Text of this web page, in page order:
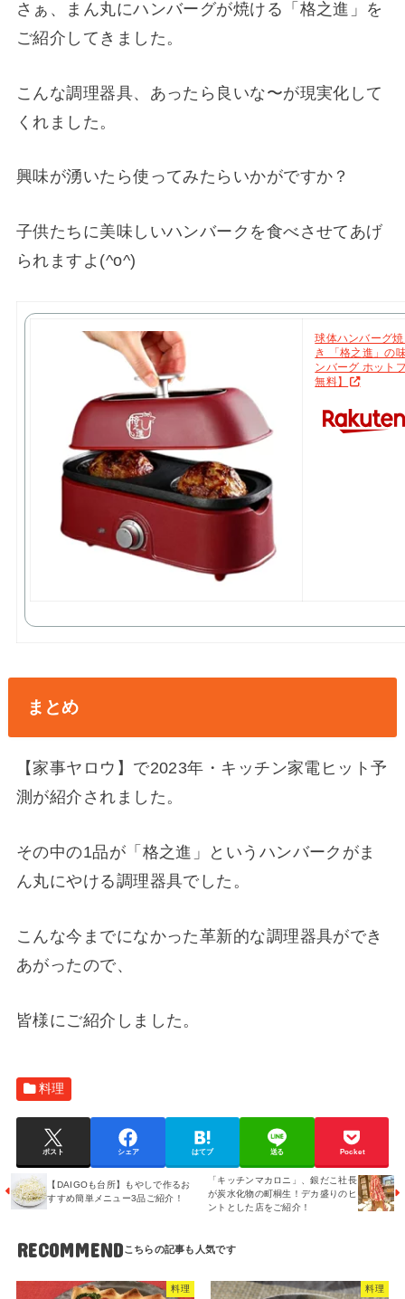
さぁ、まん丸にハンバーグが焼ける「格之進」を
ご紹介してきました。
こんな調理器具、あったら良いな〜が現実化して
くれました。
興味が湧いたら使ってみたらいかがですか？
子供たちに美味しいハンバークを食べさせてあげ
られますよ(^o^)
球体ハンバーグ
き 「格之進」の
ンバーグ ホット
無料】
まとめ
【家事ヤロウ】で2023年・キッチン家電ヒット予
測が紹介されました。
その中の1品が「格之進」というハンバークがま
ん丸にやける調理器具でした。
こんな今までになかった革新的な調理器具ができ
あがったので、
皆様にご紹介しました。
料理
ポスト シェア はてブ 送る Pocket
【DAIGOも台所】もやしで作るお
すすめ簡単メニュー3品ご紹介！
「キッチンマカロニ」、銀だこ社長
が炭水化物の町桐生！デカ盛りのヒ
ントとした店をご紹介！
RECOMMEND
料理 料理